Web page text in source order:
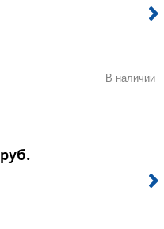
В наличии
руб.